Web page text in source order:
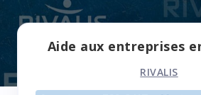
Aide aux entreprises
RIVALIS